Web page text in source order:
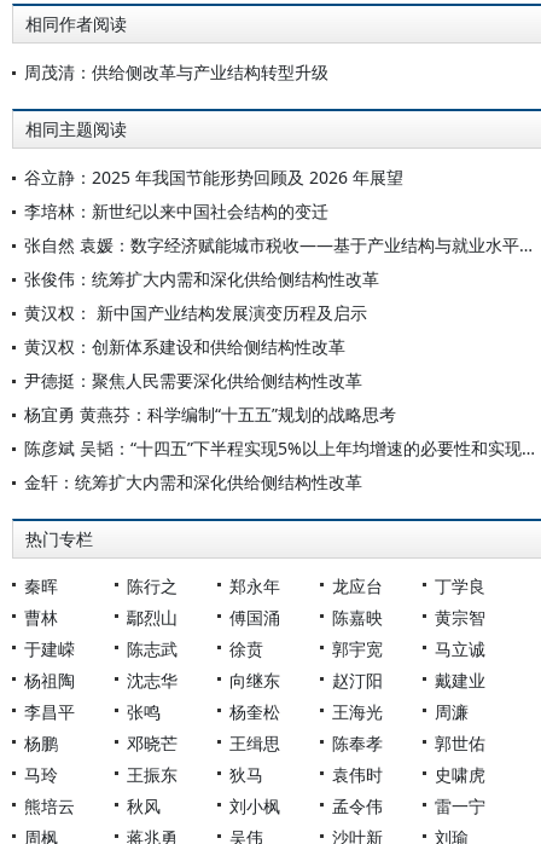
相同作者阅读
周茂清：供给侧改革与产业结构转型升级
相同主题阅读
谷立静：2025 年我国节能形势回顾及 2026 年展望
李培林：新世纪以来中国社会结构的变迁
张自然 袁媛：数字经济赋能城市税收——基于产业结构与就业水平的双重视角
张俊伟：统筹扩大内需和深化供给侧结构性改革
黄汉权： 新中国产业结构发展演变历程及启示
黄汉权：创新体系建设和供给侧结构性改革
尹德挺：聚焦人民需要深化供给侧结构性改革
杨宜勇 黄燕芬：科学编制“十五五”规划的战略思考
陈彦斌 吴韬：“十四五”下半程实现5%以上年均增速的必要性和实现路径
金轩：统筹扩大内需和深化供给侧结构性改革
热门专栏
秦晖 陈行之 郑永年 龙应台
丁学良
曹林
鄢烈山 傅国涌 陈嘉映
黄宗智
于建嵘
陈志武 徐贲 郭宇宽
马立诚
杨祖陶
沈志华 向继东 赵汀阳
戴建业
李昌平
张鸣 杨奎松 王海光
周濂
杨鹏
邓晓芒 王缉思 陈奉孝
郭世佑
马玲
王振东 狄马 袁伟时
史啸虎
熊培云
秋风 刘小枫 孟令伟
雷一宁
周枫
蒋兆勇 吴伟 沙叶新 刘瑜